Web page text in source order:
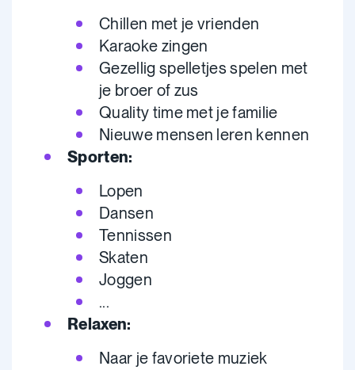
Chillen met je vrienden
Karaoke zingen
Gezellig spelletjes spelen met
je broer of zus
Quality time met je familie
Nieuwe mensen leren kennen
Sporten:
Lopen
Dansen
Tennissen
Skaten
Joggen
...
Relaxen:
Naar je favoriete muziek